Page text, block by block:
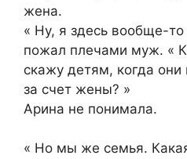
жена.
« Ну, я здесь вообще-
пожал плечами муж. «
скажу детям, когда
за счет жены? »
Арина не понимала.
« Но мы же семья.